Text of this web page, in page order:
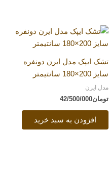
تشک ایپک مدل ایرن دونفره
سایز 200×180 سانتیمتر
مدل ایرن
تومان42/500/000
افزودن به سبد خرید